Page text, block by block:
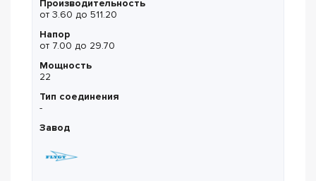
Производительность
от 3.60 до 511.20
Напор
от 7.00 до 29.70
Мощность
22
Тип соединения
-
Завод